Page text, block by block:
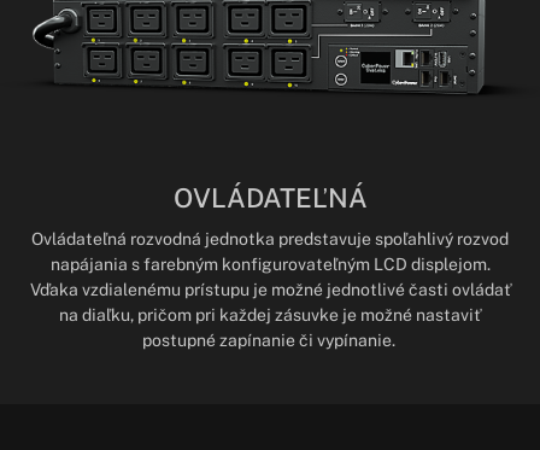
OVLÁDATEĽNÁ
Ovládateľná rozvodná jednotka predstavuje spoľahlivý rozvod
napájania s farebným konfigurovateľným LCD displejom.
Vďaka vzdialenému prístupu je možné jednotlivé časti ovládať
na diaľku, pričom pri každej zásuvke je možné nastaviť
postupné zapínanie či vypínanie.